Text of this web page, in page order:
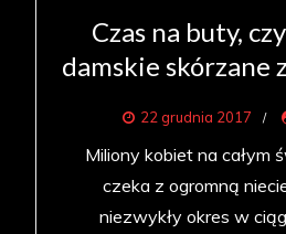
Czas na buty,
damskie skórzane
22 grudnia 2017
Miliony kobiet na całym
czeka z ogromną
niezwykły okres w